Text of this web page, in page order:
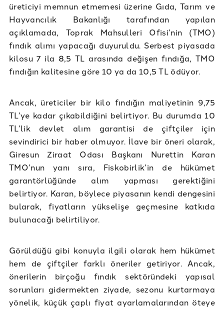
üreticiyi memnun etmemesi üzerine Gıda, Tarım ve
Hayvancılık Bakanlığı tarafından yapılan
açıklamada, Toprak Mahsulleri Ofisi’nin (TMO)
fındık alımı yapacağı duyuruldu. Serbest piyasada
kilosu 7 ila 8,5 TL arasında değişen fındığa, TMO
fındığın kalitesine göre 10 ya da 10,5 TL ödüyor.
Ancak, üreticiler bir kilo fındığın maliyetinin 9,75
TL’ye kadar çıkabildiğini belirtiyor. Bu durumda 10
TL’lik devlet alım garantisi de çiftçiler için
sevindirici bir haber olmuyor. İlave bir öneri olarak,
Giresun Ziraat Odası Başkanı Nurettin Karan
TMO’nun yanı sıra, Fiskobirlik’in de hükümet
garantörlüğünde alım yapması gerektiğini
belirtiyor. Karan, böylece piyasanın kendi dengesini
bularak, fiyatların yükselişe geçmesine katkıda
bulunacağı belirtiliyor.
Görüldüğü gibi konuyla ilgili olarak hem hükümet
hem de çiftçiler farklı öneriler getiriyor. Ancak,
önerilerin birçoğu fındık sektöründeki yapısal
sorunları gidermekten ziyade, sezonu kurtarmaya
yönelik, küçük çaplı fiyat ayarlamalarından öteye